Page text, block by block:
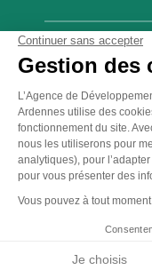
Actus